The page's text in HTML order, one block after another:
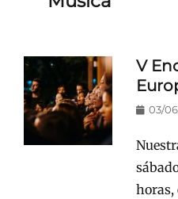
V
03/
horas,